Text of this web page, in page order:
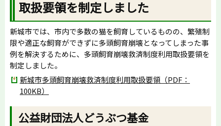
取扱要領を制定しました
新城市では、市内で多数の猫を飼育しているものの、繁殖制
限や適正な飼育ができずに多頭飼育崩壊となってしまった事
例を解決するために、多頭飼育崩壊救済制度利用取扱要領を
制定しました。
新城市多頭飼育崩壊救済制度利用取扱要領（PDF：
100KB）
公益財団法人どうぶつ基金